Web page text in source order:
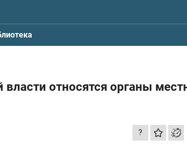
относятся органы
?